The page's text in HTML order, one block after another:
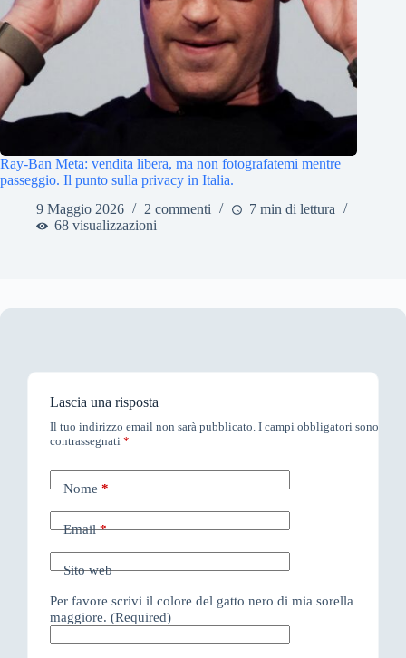
Ray-Ban Meta: vendita libera, ma non fotografatemi mentre
passeggio. Il punto sulla privacy in Italia.
9 Maggio 2026
2 commenti
7 min di lettura
68 visualizzazioni
Lascia una risposta
Il tuo indirizzo email non sarà pubblicato. I campi obbligatori sono
contrassegnati *
Nome*
Email*
Sito web
Per favore scrivi il colore del gatto nero di mia sorella
maggiore. (Required)